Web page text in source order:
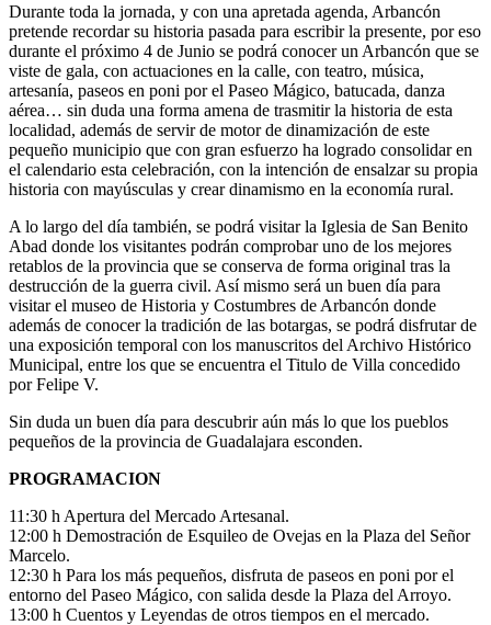
Durante toda la jornada, y con una apretada agenda, Arbancón
pretende recordar su historia pasada para escribir la presente, por eso
durante el próximo 4 de Junio se podrá conocer un Arbancón que se
viste de gala, con actuaciones en la calle, con teatro, música,
artesanía, paseos en poni por el Paseo Mágico, batucada, danza
aérea… sin duda una forma amena de trasmitir la historia de esta
localidad, además de servir de motor de dinamización de este
pequeño municipio que con gran esfuerzo ha logrado consolidar en
el calendario esta celebración, con la intención de ensalzar su propia
historia con mayúsculas y crear dinamismo en la economía rural.
A lo largo del día también, se podrá visitar la Iglesia de San Benito
Abad donde los visitantes podrán comprobar uno de los mejores
retablos de la provincia que se conserva de forma original tras la
destrucción de la guerra civil. Así mismo será un buen día para
visitar el museo de Historia y Costumbres de Arbancón donde
además de conocer la tradición de las botargas, se podrá disfrutar de
una exposición temporal con los manuscritos del Archivo Histórico
Municipal, entre los que se encuentra el Titulo de Villa concedido
por Felipe V.
Sin duda un buen día para descubrir aún más lo que los pueblos
pequeños de la provincia de Guadalajara esconden.
PROGRAMACION
11:30 h Apertura del Mercado Artesanal.
12:00 h Demostración de Esquileo de Ovejas en la Plaza del Señor
Marcelo.
12:30 h Para los más pequeños, disfruta de paseos en poni por el
entorno del Paseo Mágico, con salida desde la Plaza del Arroyo.
13:00 h Cuentos y Leyendas de otros tiempos en el mercado.